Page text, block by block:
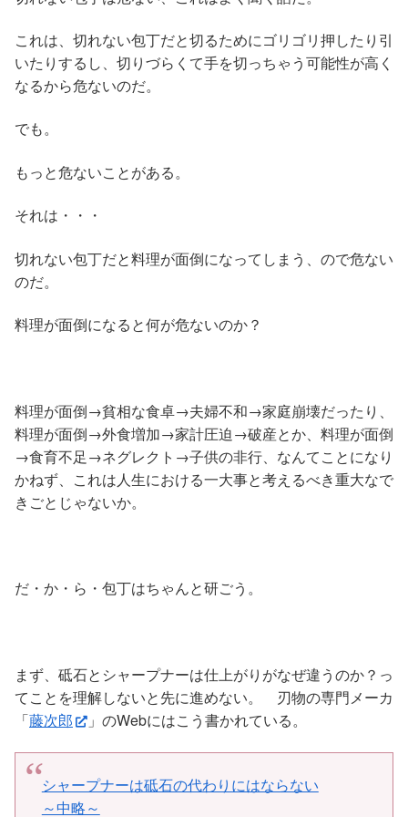
これは、切れない包丁だと切るためにゴリゴリ押したり引
いたりするし、切りづらくて手を切っちゃう可能性が高く
なるから危ないのだ。
でも。
もっと危ないことがある。
それは・・・
切れない包丁だと料理が面倒になってしまう、ので危ない
のだ。
料理が面倒になると何が危ないのか？
料理が面倒→貧相な食卓→夫婦不和→家庭崩壊だったり、
料理が面倒→外食増加→家計圧迫→破産とか、料理が面倒
→食育不足→ネグレクト→子供の非行、なんてことになり
かねず、これは人生における一大事と考えるべき重大なで
きごとじゃないか。
だ・か・ら・包丁はちゃんと研ごう。
まず、砥石とシャープナーは仕上がりがなぜ違うのか？っ
てことを理解しないと先に進めない。 刃物の専門メーカ
「藤次郎 」のWebにはこう書かれている。
シャープナーは砥石の代わりにはならない
～中略～